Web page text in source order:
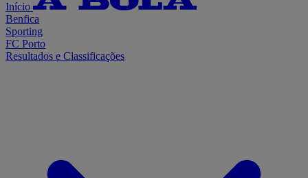
Início
Benfica
Sporting
FC Porto
Resultados e Classificações